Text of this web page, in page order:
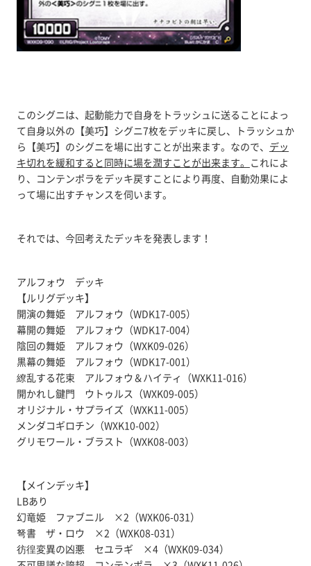
このシグニは、起動能力で自身をトラッシュに送ることによっ
て自身以外の【美巧】シグニ7枚をデッキに戻し、トラッシュか
ら【美巧】のシグニを場に出すことが出来ます。なので、 デッ
キ切れを緩和すると同時に場を潤すことが出来ます。 これによ
り、コンテンポラをデッキ戻すことにより再度、自動効果によ
って場に出すチャンスを伺います。
それでは、今回考えたデッキを発表します！
アルフォウ デッキ
【ルリグデッキ】
開演の舞姫 アルフォウ（WDK17-005）
幕開の舞姫 アルフォウ（WDK17-004）
陰回の舞姫 アルフォウ（WXK09-026）
黒幕の舞姫 アルフォウ（WDK17-001）
繚乱する花束 アルフォウ＆ハイティ（WXK11-016）
開かれし鍵門 ウトゥルス（WXK09-005）
オリジナル・サプライズ（WXK11-005）
メンダコギロチン（WXK10-002）
グリモワール・ブラスト（WXK08-003）
【メインデッキ】
LBあり
幻竜姫 ファブニル ×2（WXK06-031）
弩書 ザ・ロウ ×2（WXK08-031）
彷徨変異の凶悪 セユラギ ×4（WXK09-034）